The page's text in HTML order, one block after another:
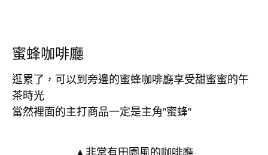
蜜蜂咖啡廳
逛累了，可以到旁邊的蜜蜂咖啡廳享受甜蜜蜜的午
茶時光
當然裡面的主打商品一定是主角”蜜蜂”